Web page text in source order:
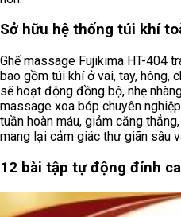
Sở hữu hệ thống túi khí
Ghế massage Fujikima HT-404
bao gồm túi khí ở vai, tay, hông,
sẽ hoạt động đồng bộ, nhẹ
massage xoa bóp chuyên
tuần hoàn máu, giảm căng
mang lại cảm giác thư giãn sâu
12 bài tập tự động đỉnh